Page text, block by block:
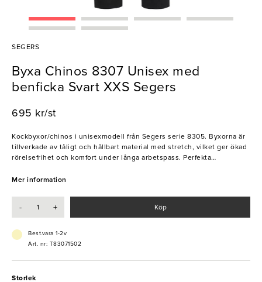
SEGERS
Byxa Chinos 8307 Unisex med
benficka Svart XXS Segers
695 kr/st
Kockbyxor/chinos i unisexmodell från Segers serie 8305. Byxorna är
tillverkade av tåligt och hållbart material med stretch, vilket ger ökad
rörelsefrihet och komfort under långa arbetspass. Perfekta
- Stretchmaterial
- Tvättbar i 85°C
Mer information
- + Köp
Best.vara 1-2v
Art. nr: T83071502
Storlek